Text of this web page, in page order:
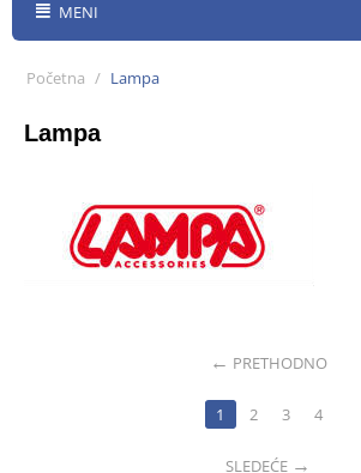
MENI
Početna / Lampa
Lampa
PRETHODNO
1 2 3 4
SLEDEĆE